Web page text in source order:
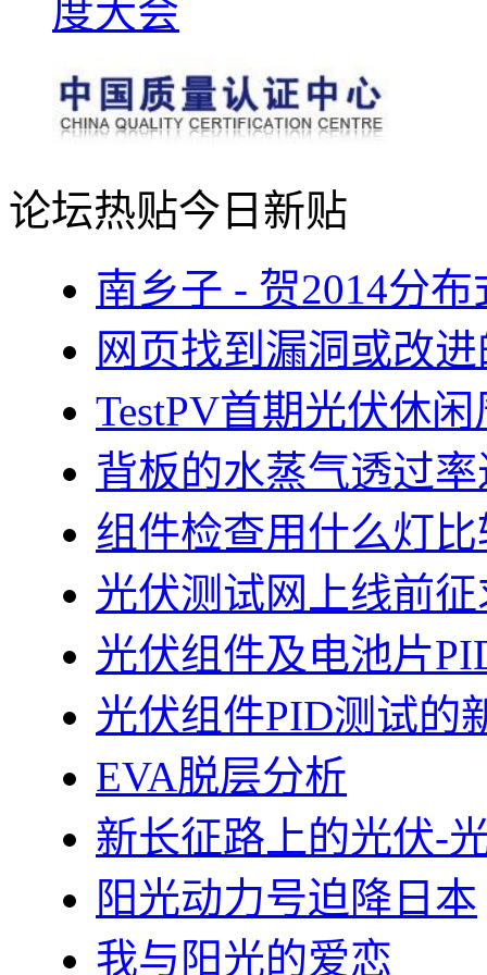
论坛热贴今日新贴
南乡子 - 贺2014分
网页找到漏洞或改
TestPV首期光伏休
背板的水蒸气透过
组件检查用什么灯
光伏测试网上线前
光伏组件及电池片
光伏组件PID测试的
EVA脱层分析
新长征路上的光伏-
阳光动力号迫降日本
我与阳光的爱恋